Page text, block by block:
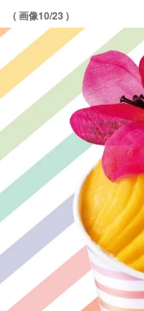
( 画像10/23 )